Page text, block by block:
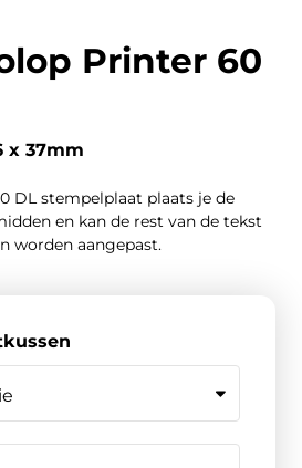
Printer 60
x 37mm
DL stempelplaat plaats je de
en kan de rest van de tekst
worden aangepast.